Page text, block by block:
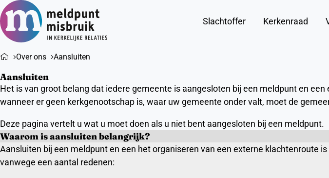
Slachtoffer Kerkenraad
Over ons Aansluiten
Aansluiten
Het is van groot belang dat iedere gemeente is aangesloten bij een meldpunt en
wanneer er geen kerkgenootschap is, waar uw gemeente onder valt, moet de
Deze pagina vertelt u wat u moet doen als u niet bent aangesloten bij een meldpunt.
Waarom is aansluiten belangrijk?
Aansluiten bij een meldpunt en een het organiseren van een externe klachtenroute
vanwege een aantal redenen: